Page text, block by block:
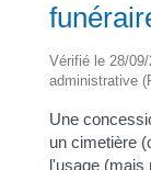
Vérifié le 28/
administrative
Une
un cimetière
l'usage (mais